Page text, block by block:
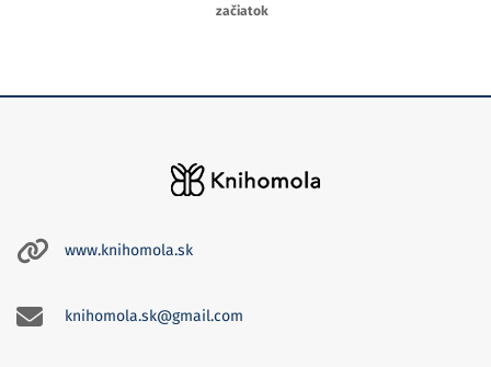
začiatok
www.knihomola.sk
knihomola.sk@gmail.com